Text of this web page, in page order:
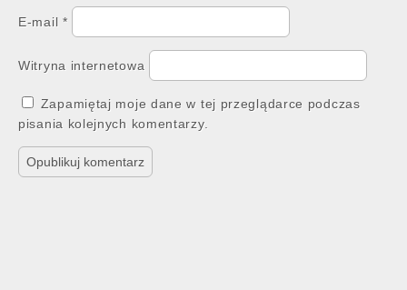
E-mail *
Witryna internetowa
Zapamiętaj moje dane w tej przeglądarce podczas
pisania kolejnych komentarzy.